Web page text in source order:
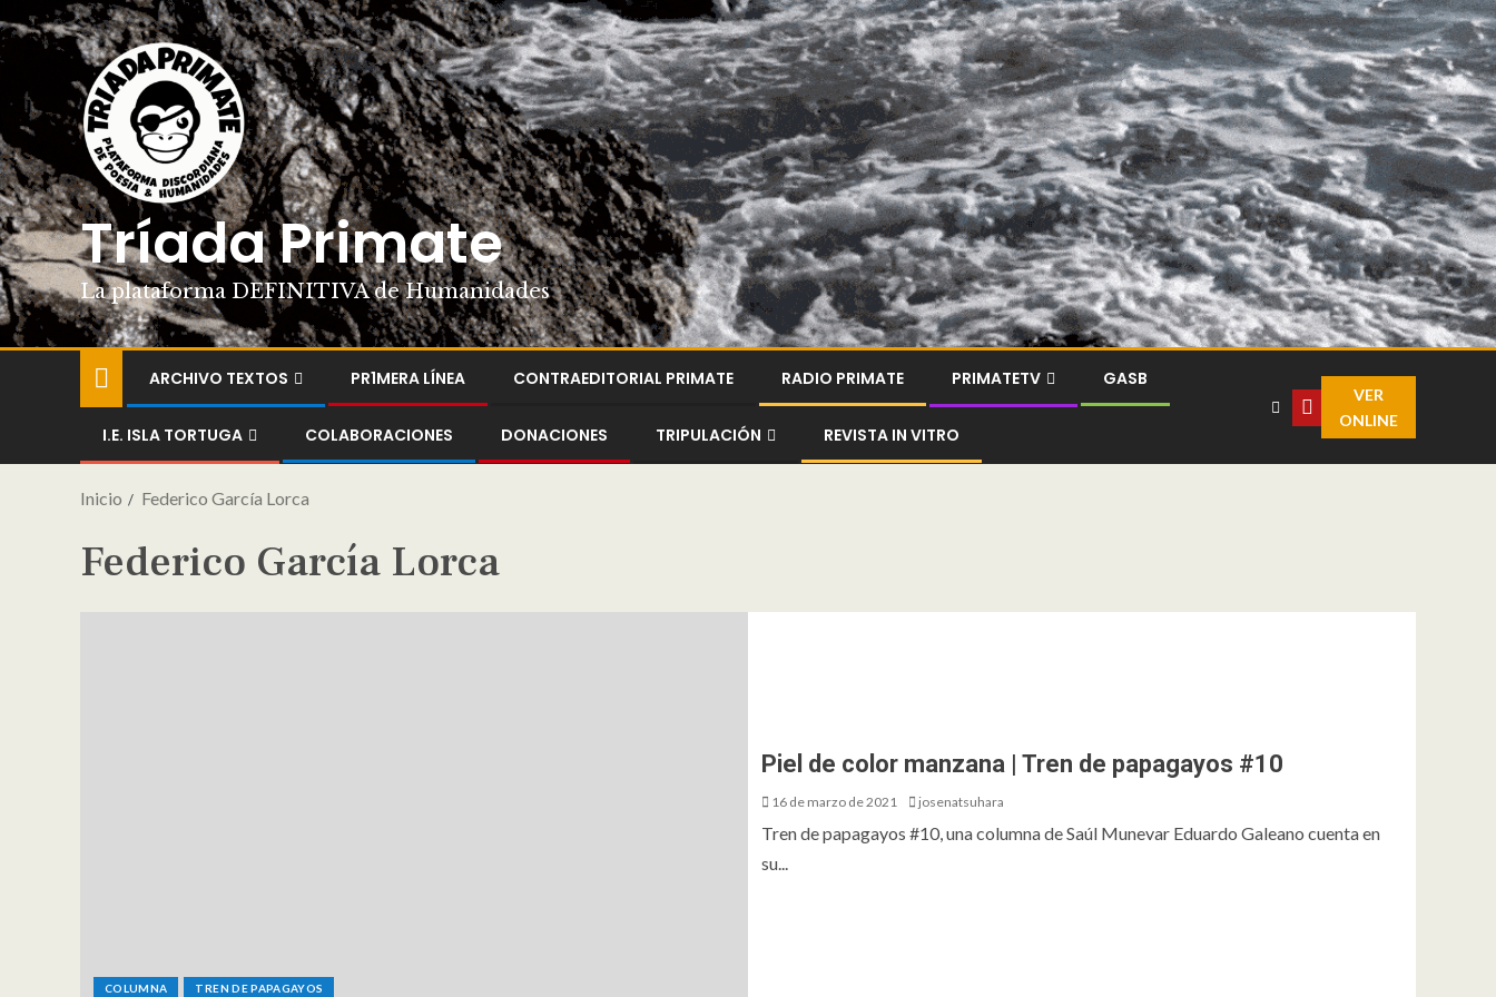
Tríada Primate
La plataforma DEFINITIVA de Humanidades
ARCHIVO TEXTOS PR1MERA LÍNEA CONTRAEDITORIAL PRIMATE RADIO PRIMATE PRIMATETV GASB
I.E. ISLA TORTUGA COLABORACIONES DONACIONES TRIPULACIÓN REVISTA IN VITRO
VER
ONLINE
Inicio Federico García Lorca
Federico García Lorca
COLUMNA TREN DE PAPAGAYOS
Piel de color manzana | Tren de papagayos #10
16 de marzo de 2021 josenatsuhara
Tren de papagayos #10, una columna de Saúl Munevar Eduardo Galeano cuenta en
su...